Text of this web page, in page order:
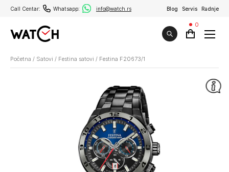
Call Centar: Whatsapp: info@watch.rs Blog Servis Radnje
0
Početna / Satovi / Festina satovi / Festina F20673/1